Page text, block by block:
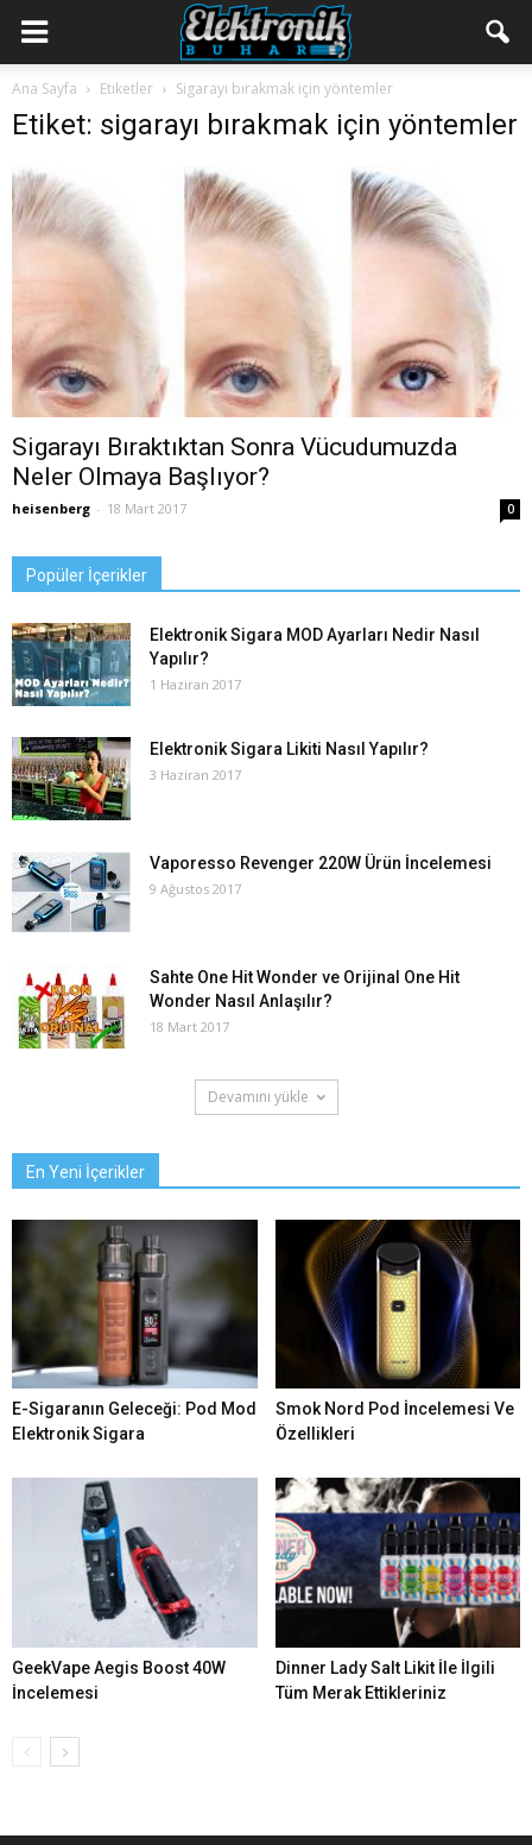
Ana Sayfa Etiketler Sigarayı bırakmak için yöntemler
Etiket: sigarayı bırakmak için yöntemler
Sigarayı Bıraktıktan Sonra Vücudumuzda
Neler Olmaya Başlıyor?
heisenberg - 18 Mart 2017 0
Popüler İçerikler
Elektronik Sigara MOD Ayarları Nedir Nasıl
Yapılır?
1 Haziran 2017
Elektronik Sigara Likiti Nasıl Yapılır?
3 Haziran 2017
Vaporesso Revenger 220W Ürün İncelemesi
9 Ağustos 2017
Sahte One Hit Wonder ve Orijinal One Hit
Wonder Nasıl Anlaşılır?
18 Mart 2017
Devamını yükle
En Yeni İçerikler
E-Sigaranın Geleceği: Pod Mod
Elektronik Sigara
Smok Nord Pod İncelemesi Ve
Özellikleri
GeekVape Aegis Boost 40W
İncelemesi
Dinner Lady Salt Likit İle İlgili
Tüm Merak Ettikleriniz